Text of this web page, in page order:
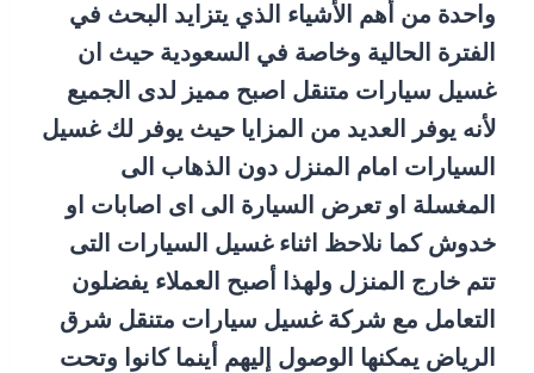
واحدة من أهم الأشياء الذي يتزايد البحث في
الفترة الحالية وخاصة في السعودية حيث ان
غسيل سيارات متنقل اصبح مميز لدى الجميع
لأنه يوفر العديد من المزايا حيث يوفر لك غسيل
السيارات امام المنزل دون الذهاب الى
المغسلة او تعرض السيارة الى اى اصابات او
خدوش كما نلاحظ اثناء غسيل السيارات التى
تتم خارج المنزل ولهذا أصبح العملاء يفضلون
التعامل مع شركةغسيل سيارات متنقل شرق
الرياض يمكنها الوصول إليهم أينما كانوا وتحت